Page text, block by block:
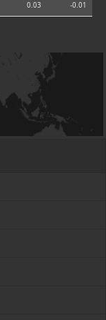
0.03 -0.01